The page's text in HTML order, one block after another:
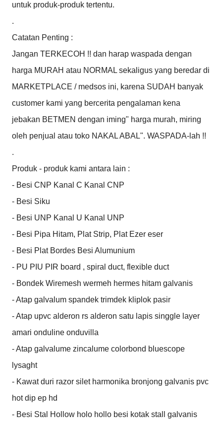
untuk produk-produk tertentu.
.
Catatan Penting :
Jangan TERKECOH !! dan harap waspada dengan
harga MURAH atau NORMAL sekaligus yang beredar di
MARKETPLACE / medsos ini, karena SUDAH banyak
customer kami yang bercerita pengalaman kena
jebakan BETMEN dengan iming" harga murah, miring
oleh penjual atau toko NAKAL ABAL". WASPADA-lah !!
.
Produk - produk kami antara lain :
- Besi CNP Kanal C Kanal CNP
- Besi Siku
- Besi UNP Kanal U Kanal UNP
- Besi Pipa Hitam, Plat Strip, Plat Ezer eser
- Besi Plat Bordes Besi Alumunium
- PU PIU PIR board , spiral duct, flexible duct
- Bondek Wiremesh wermeh hermes hitam galvanis
- Atap galvalum spandek trimdek kliplok pasir
- Atap upvc alderon rs alderon satu lapis singgle layer
amari onduline onduvilla
- Atap galvalume zincalume colorbond bluescope
lysaght
- Kawat duri razor silet harmonika bronjong galvanis pvc
hot dip ep hd
- Besi Stal Hollow holo hollo besi kotak stall galvanis